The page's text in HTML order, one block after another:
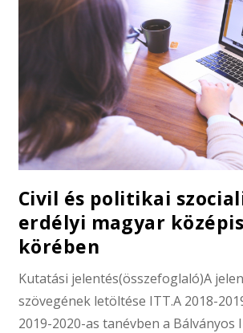
Civil és politikai
erdélyi magyar
körében
Kutatási jelentés(összefoglaló)A
szövegének letöltése ITT.A 2018-
2019-2020-as tanévben a Bálványos